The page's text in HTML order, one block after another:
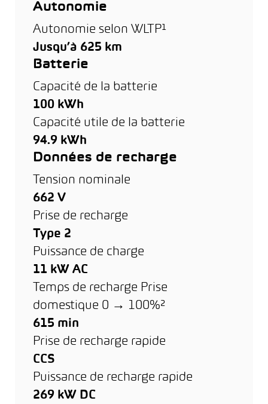
Autonomie
Autonomie selon WLTP¹
Jusqu’à 625 km
Batterie
Capacité de la batterie
100 kWh
Capacité utile de la batterie
94.9 kWh
Données de recharge
Tension nominale
662 V
Prise de recharge
Type 2
Puissance de charge
11 kW AC
Temps de recharge Prise
domestique 0 → 100%²
615 min
Prise de recharge rapide
CCS
Puissance de recharge rapide
269 kW DC